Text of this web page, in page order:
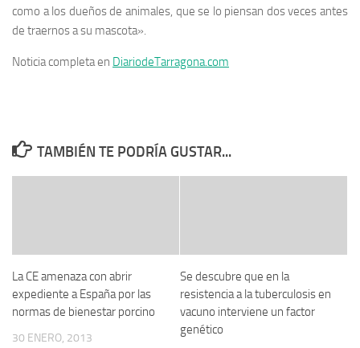
como a los dueños de animales, que se lo piensan dos veces antes
de traernos a su mascota».
Noticia completa en DiariodeTarragona.com
TAMBIÉN TE PODRÍA GUSTAR...
La CE amenaza con abrir
expediente a España por las
normas de bienestar porcino
30 ENERO, 2013
Se descubre que en la
resistencia a la tuberculosis en
vacuno interviene un factor
genético